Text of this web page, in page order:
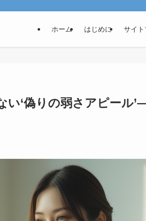
ホーム はじめに サイ
い‘偽りの弱さアピール